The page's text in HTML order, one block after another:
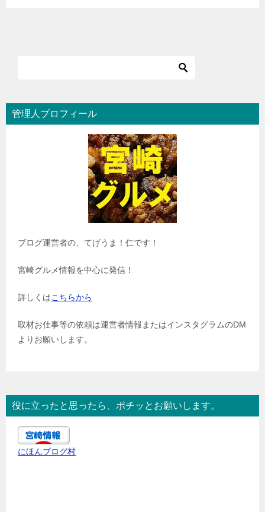
管理人プロフィール
ブログ運営者の、てげうま！仁です！
宮崎グルメ情報を中心に発信！
詳しくはこちらから
取材お仕事等の依頼は運営者情報またはインスタグラムのDM
よりお願いします。
役に立ったと思ったら、ポチッとお願いします。
にほんブログ村